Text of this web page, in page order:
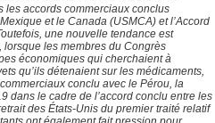
les accords commerciaux conclus
et le Canada (USMCA) et l’Accord
une nouvelle tendance est
les membres du Congrès
économiques qui cherchaient à
qu’ils détenaient sur les médicaments,
conclu avec le Pérou, la
dans le cadre de l’accord conclu entre les
des États-Unis du premier traité relatif